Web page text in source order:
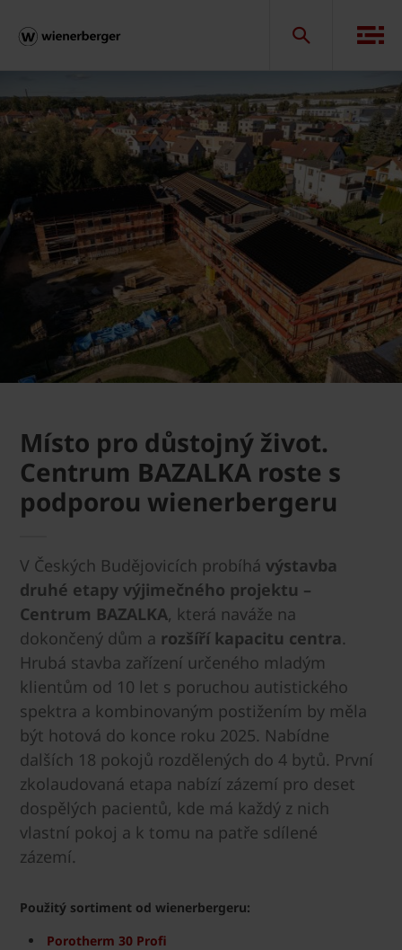
Místo pro důstojný život.
Centrum BAZALKA roste s
podporou wienerbergeru
V Českých Budějovicích probíhá výstavba
druhé etapy výjimečného projektu –
Centrum BAZALKA, která naváže na
dokončený dům a rozšíří kapacitu centra.
Hrubá stavba zařízení určeného mladým
klientům od 10 let s poruchou autistického
spektra a kombinovaným postižením by měla
být hotová do konce roku 2025. Nabídne
dalších 18 pokojů rozdělených do 4 bytů. První
zkolaudovaná etapa nabízí zázemí pro deset
dospělých pacientů, kde má každý z nich
vlastní pokoj a k tomu na patře sdílené
zázemí.
Použitý sortiment od wienerbergeru:
Porotherm 30 Profi